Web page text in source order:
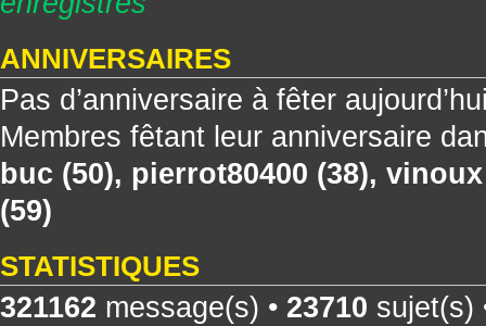
ANNIVERSAIRES
Pas d’anniversaire à fêter
Membres fêtant leur anniversaire
buc (50), pierrot80400 (38), vinoux
(59)
STATISTIQUES
321162 message(s) • 23710 sujet(s)